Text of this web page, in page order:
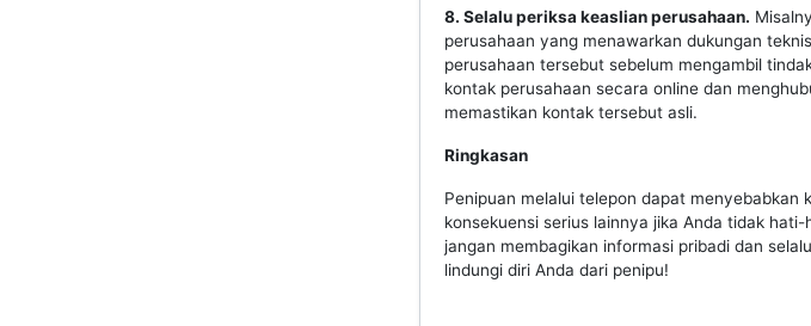
8. Selalu periksa keaslian perusahaan.
perusahaan yang menawarkan dukungan
perusahaan tersebut sebelum mengambil
kontak perusahaan secara online dan
memastikan kontak tersebut asli.
Ringkasan
Penipuan melalui telepon dapat menyebabkan
konsekuensi serius lainnya jika Anda tidak
jangan membagikan informasi pribadi dan
lindungi diri Anda dari penipu!